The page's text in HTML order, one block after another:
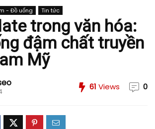
- Đồ uống Tin tức
trong văn hóa:
đậm chất truyền
Mỹ
61 Views 0